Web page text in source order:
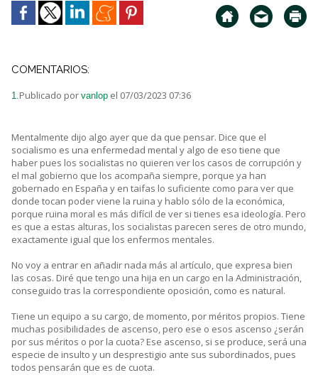
COMENTARIOS:
1. Publicado por vanlop el 07/03/2023 07:36
Mentalmente dijo algo ayer que da que pensar. Dice que el
socialismo es una enfermedad mental y algo de eso tiene que
haber pues los socialistas no quieren ver los casos de corrupción y
el mal gobierno que los acompaña siempre, porque ya han
gobernado en España y en taifas lo suficiente como para ver que
donde tocan poder viene la ruina y hablo sólo de la económica,
porque ruina moral es más difícil de ver si tienes esa ideología. Pero
es que a estas alturas, los socialistas parecen seres de otro mundo,
exactamente igual que los enfermos mentales.
No voy a entrar en añadir nada más al artículo, que expresa bien
las cosas. Diré que tengo una hija en un cargo en la Administración,
conseguido tras la correspondiente oposición, como es natural.
Tiene un equipo a su cargo, de momento, por méritos propios. Tiene
muchas posibilidades de ascenso, pero ese o esos ascenso ¿serán
por sus méritos o por la cuota? Ese ascenso, si se produce, será una
especie de insulto y un desprestigio ante sus subordinados, pues
todos pensarán que es de cuota.